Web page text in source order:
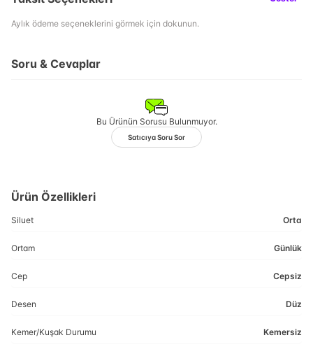
Aylık ödeme seçeneklerini görmek için dokunun.
Soru & Cevaplar
Bu Ürünün Sorusu Bulunmuyor.
Satıcıya Soru Sor
Ürün Özellikleri
Siluet Orta
Ortam Günlük
Cep Cepsiz
Desen Düz
Kemer/Kuşak Durumu Kemersiz